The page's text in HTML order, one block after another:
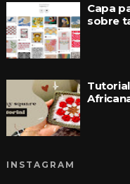
Capa
sobre
INSTAGRAM